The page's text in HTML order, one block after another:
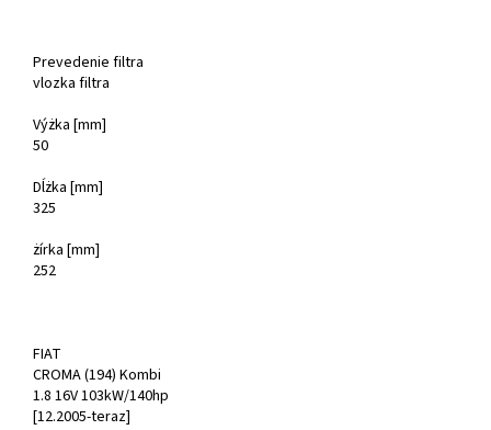
Prevedenie filtra
vlozka filtra
Výżka [mm]
50
Dĺżka [mm]
325
żírka [mm]
252
FIAT
CROMA (194) Kombi
1.8 16V 103kW/140hp
[12.2005-teraz]